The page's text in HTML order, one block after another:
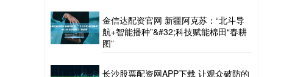
金信达配资官网 新疆阿克苏：“北斗导
航+智能播种”&#32;科技赋能棉田“春耕
图”
长沙股票配资网APP下载 让观众破防的